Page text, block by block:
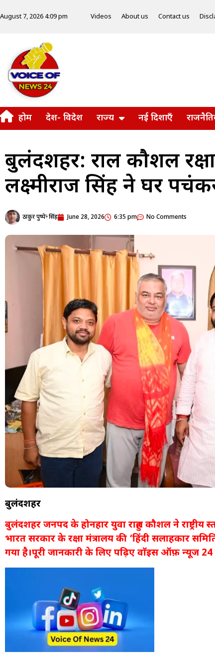
August 7, 2026 4:09 pm Videos About us Contact us
होम देश- विदेश राज्य नई दिशाएँ
बुलंदशहर: राहुल कौशल
लक्ष्मीराज सिंह ने घर
ठाकुर पुष्पेन्द्र सिंह June 28, 2026 6:35 pm No Comments
बुलंदशहर
बुलंदशहर जनपद के होनहार युवा राहुल कौशल ने राष्ट्रीय
भारत सरकार के रक्षा मंत्रालय की ‘हिंदी सलाहकार
गया है।पूरी जानकारी के लिए पढ़िए वाॅइस ऑफ़ न्यूज 24